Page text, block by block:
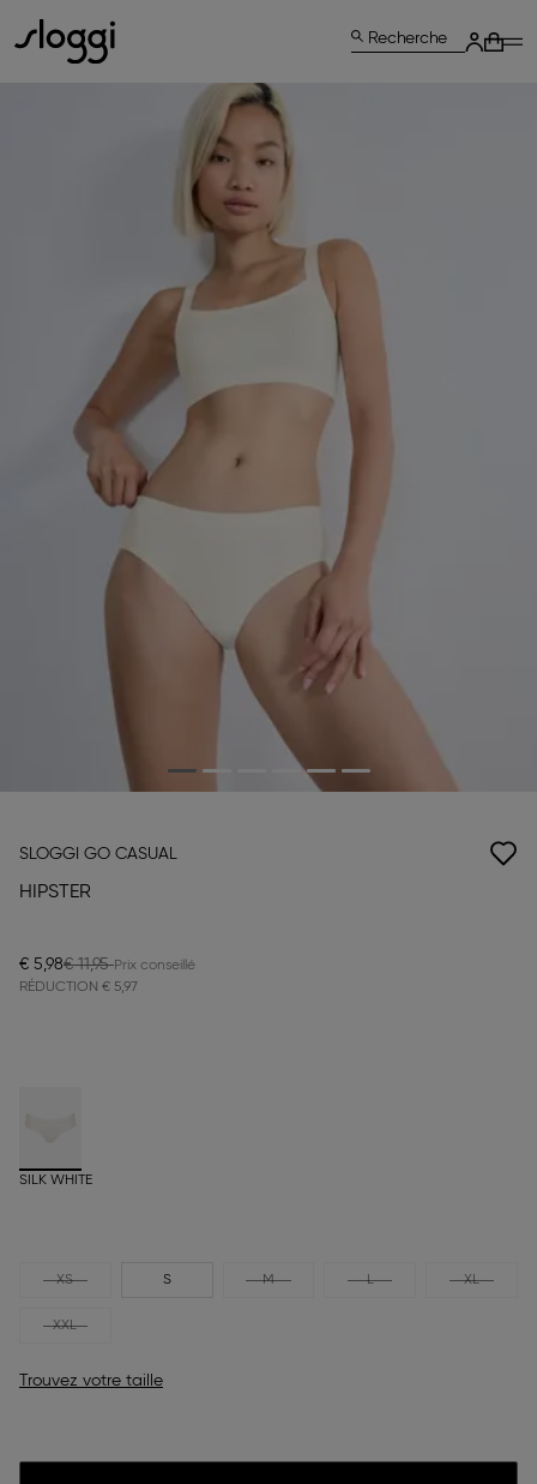
Recherche
SLOGGI GO CASUAL
HIPSTER
€ 5,98€ 11,95
RÉDUCTION € 5,97
SILK WHITE
XS S M L XL
XXL
Trouvez votre taille